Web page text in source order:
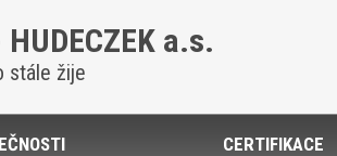
a.s.
stále žije
CERTIFIKACE